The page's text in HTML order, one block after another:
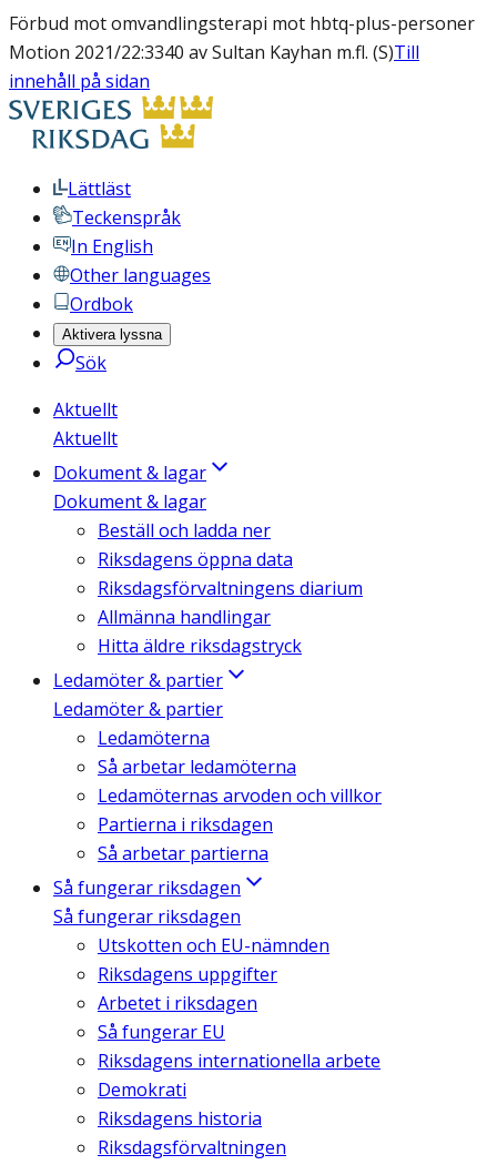
Förbud mot omvandlingsterapi mot hbtq-plus-personer
Motion 2021/22:3340 av Sultan Kayhan m.fl. (S)Till
innehåll på sidan
Lättläst
Teckenspråk
In English
Other languages
Ordbok
Aktivera lyssna
Sök
Aktuellt
Aktuellt
Dokument & lagar
Dokument & lagar
Beställ och ladda ner
Riksdagens öppna data
Riksdagsförvaltningens diarium
Allmänna handlingar
Hitta äldre riksdagstryck
Ledamöter & partier
Ledamöter & partier
Ledamöterna
Så arbetar ledamöterna
Ledamöternas arvoden och villkor
Partierna i riksdagen
Så arbetar partierna
Så fungerar riksdagen
Så fungerar riksdagen
Utskotten och EU-nämnden
Riksdagens uppgifter
Arbetet i riksdagen
Så fungerar EU
Riksdagens internationella arbete
Demokrati
Riksdagens historia
Riksdagsförvaltningen